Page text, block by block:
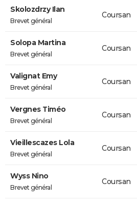
Skolozdrzy Ilan
Brevet général
Coursan
Solopa Martina
Brevet général
Coursan
Valignat Emy
Brevet général
Coursan
Vergnes Timéo
Brevet général
Coursan
Vieillescazes Lola
Brevet général
Coursan
Wyss Nino
Brevet général
Coursan